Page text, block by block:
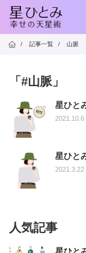
/ 記事一覧 / 山脈
「#山脈」
星ひと
2021.10.6
星ひと
2021.3.22
人気記事